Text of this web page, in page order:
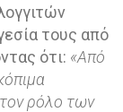
τους από
ότι: «Από
τον ρόλο των